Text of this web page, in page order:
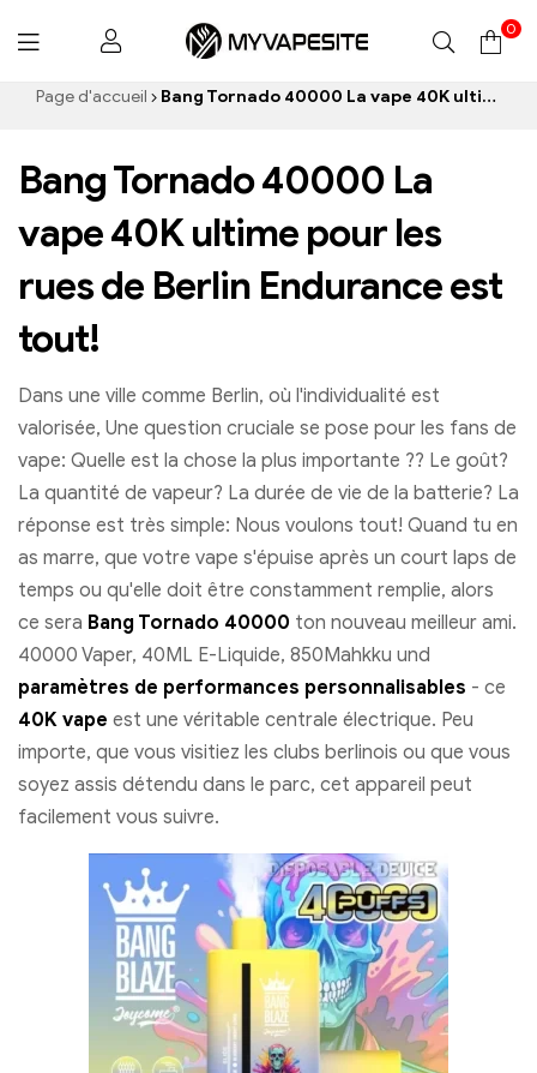
Myvapesite.de
0
Page d'accueil Bang Tornado 40000 La vape 40K ultime pour les rues de Berlin Endurance est tout!
Bang Tornado 40000 La
vape 40K ultime pour les
rues de Berlin Endurance est
tout!
Dans une ville comme Berlin, où l'individualité est
valorisée, Une question cruciale se pose pour les fans de
vape: Quelle est la chose la plus importante ?? Le goût?
La quantité de vapeur? La durée de vie de la batterie? La
réponse est très simple: Nous voulons tout! Quand tu en
as marre, que votre vape s'épuise après un court laps de
temps ou qu'elle doit être constamment remplie, alors
ce sera Bang Tornado 40000 ton nouveau meilleur ami.
40000 Vaper, 40ML E-Liquide, 850Mahkku und
paramètres de performances personnalisables - ce
40K vape est une véritable centrale électrique. Peu
importe, que vous visitiez les clubs berlinois ou que vous
soyez assis détendu dans le parc, cet appareil peut
facilement vous suivre.